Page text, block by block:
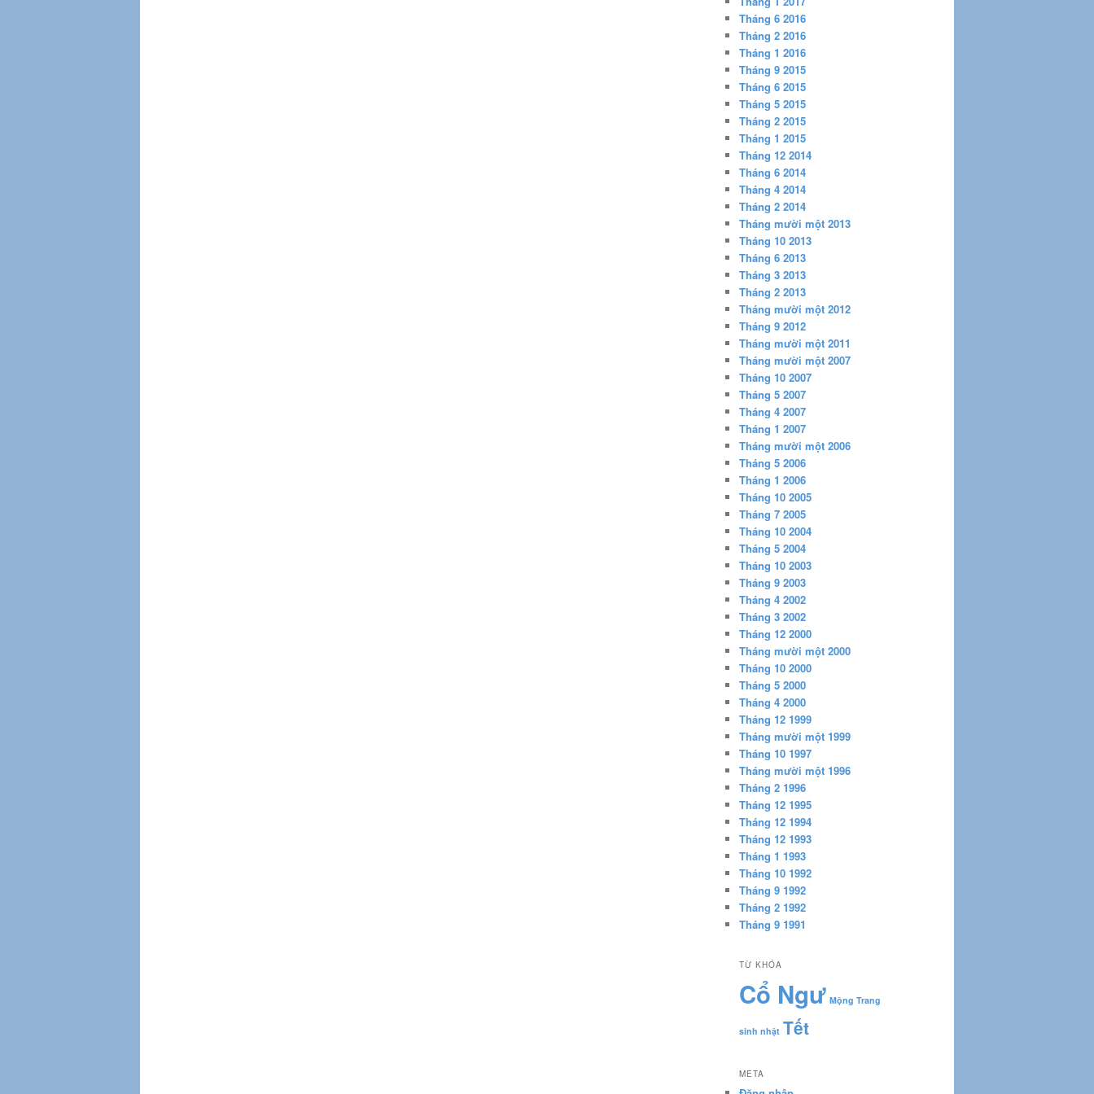
Tháng 6 2016
Tháng 2 2016
Tháng 1 2016
Tháng 9 2015
Tháng 6 2015
Tháng 5 2015
Tháng 2 2015
Tháng 1 2015
Tháng 12 2014
Tháng 6 2014
Tháng 4 2014
Tháng 2 2014
Tháng mười một 2013
Tháng 10 2013
Tháng 6 2013
Tháng 3 2013
Tháng 2 2013
Tháng mười một 2012
Tháng 9 2012
Tháng mười một 2011
Tháng mười một 2007
Tháng 10 2007
Tháng 5 2007
Tháng 4 2007
Tháng 1 2007
Tháng mười một 2006
Tháng 5 2006
Tháng 1 2006
Tháng 10 2005
Tháng 7 2005
Tháng 10 2004
Tháng 5 2004
Tháng 10 2003
Tháng 9 2003
Tháng 4 2002
Tháng 3 2002
Tháng 12 2000
Tháng mười một 2000
Tháng 10 2000
Tháng 5 2000
Tháng 4 2000
Tháng 12 1999
Tháng mười một 1999
Tháng 10 1997
Tháng mười một 1996
Tháng 2 1996
Tháng 12 1995
Tháng 12 1994
Tháng 12 1993
Tháng 1 1993
Tháng 10 1992
Tháng 9 1992
Tháng 2 1992
Tháng 9 1991
TỪ KHÓA
Cổ Ngư Mộng Trang
sinh nhật Tết
META